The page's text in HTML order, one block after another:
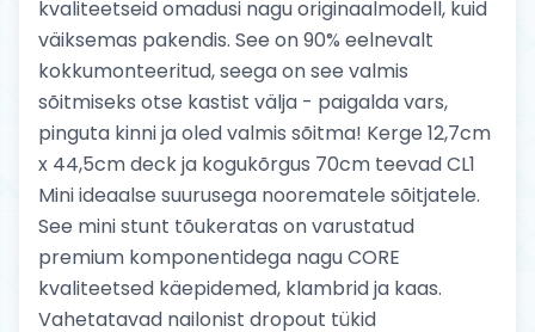
kvaliteetseid omadusi nagu originaalmodell, kuid
väiksemas pakendis. See on 90% eelnevalt
kokkumonteeritud, seega on see valmis
sõitmiseks otse kastist välja - paigalda vars,
pinguta kinni ja oled valmis sõitma! Kerge 12,7cm
x 44,5cm deck ja kogukõrgus 70cm teevad CL1
Mini ideaalse suurusega noorematele sõitjatele.
See mini stunt tõukeratas on varustatud
premium komponentidega nagu CORE
kvaliteetsed käepidemed, klambrid ja kaas.
Vahetatavad nailonist dropout tükid